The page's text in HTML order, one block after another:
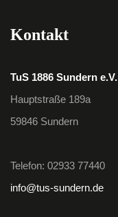
Kontakt
TuS 1886 Sundern e.V.
Hauptstraße 189a
59846 Sundern
Telefon: 02933 77440
info@tus-sundern.de